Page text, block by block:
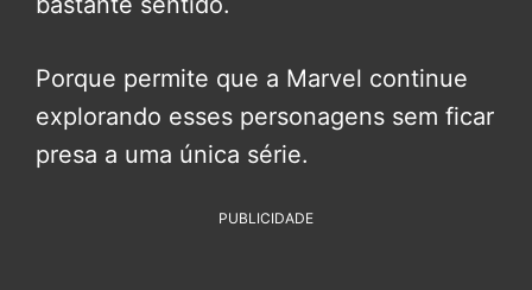
Porque permite que a Marvel continue
explorando esses personagens sem ficar
presa a uma única série.
PUBLICIDADE